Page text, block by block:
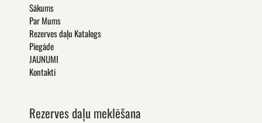
Sākums
Par Mums
Rezerves daļu Katalogs
Piegāde
JAUNUMI
Kontakti
Rezerves daļu meklēšana